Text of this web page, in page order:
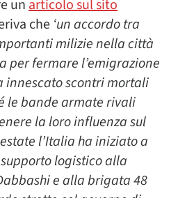
unarticolo sul sito
che ‘un accordo tra
milizie nella città
per fermare l’emigrazione
innescato scontri mortali
le bande armate rivali
la loro influenza sul
l’Italia ha iniziato a
logistico alla
e alla brigata 48